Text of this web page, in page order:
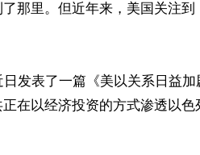
那里。但近年来，美国关注
发表了一篇《美以关系日益加
在以经济投资的方式渗透以色